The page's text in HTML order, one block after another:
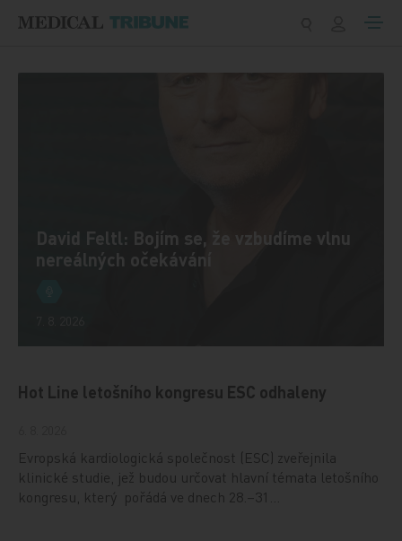
David Feltl: Bojím se, že vzbudíme vlnu
nereálných očekávání
Hot Line letošního kongresu ESC odhaleny
Evropská kardiologická společnost (ESC) zveřejnila
klinické studie, jež budou určovat hlavní témata letošního
kongresu, který pořádá ve dnech 28.–31…